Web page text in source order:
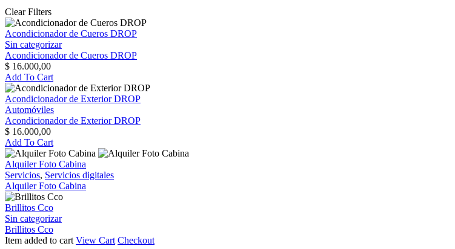
Clear Filters
Acondicionador de Cueros DROP
Sin categorizar
Acondicionador de Cueros DROP
$ 16.000,00
Add To Cart
Acondicionador de Exterior DROP
Automóviles
Acondicionador de Exterior DROP
$ 16.000,00
Add To Cart
Alquiler Foto Cabina
Servicios, Servicios digitales
Alquiler Foto Cabina
Brillitos Cco
Sin categorizar
Brillitos Cco
Item added to cart View Cart Checkout